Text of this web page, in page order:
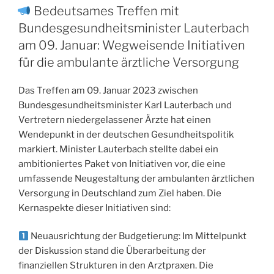
Bedeutsames Treffen mit
Bundesgesundheitsminister Lauterbach
am 09. Januar: Wegweisende Initiativen
für die ambulante ärztliche Versorgung
Das Treffen am 09. Januar 2023 zwischen
Bundesgesundheitsminister Karl Lauterbach und
Vertretern niedergelassener Ärzte hat einen
Wendepunkt in der deutschen Gesundheitspolitik
markiert. Minister Lauterbach stellte dabei ein
ambitioniertes Paket von Initiativen vor, die eine
umfassende Neugestaltung der ambulanten ärztlichen
Versorgung in Deutschland zum Ziel haben. Die
Kernaspekte dieser Initiativen sind:
Neuausrichtung der Budgetierung: Im Mittelpunkt
der Diskussion stand die Überarbeitung der
finanziellen Strukturen in den Arztpraxen. Die